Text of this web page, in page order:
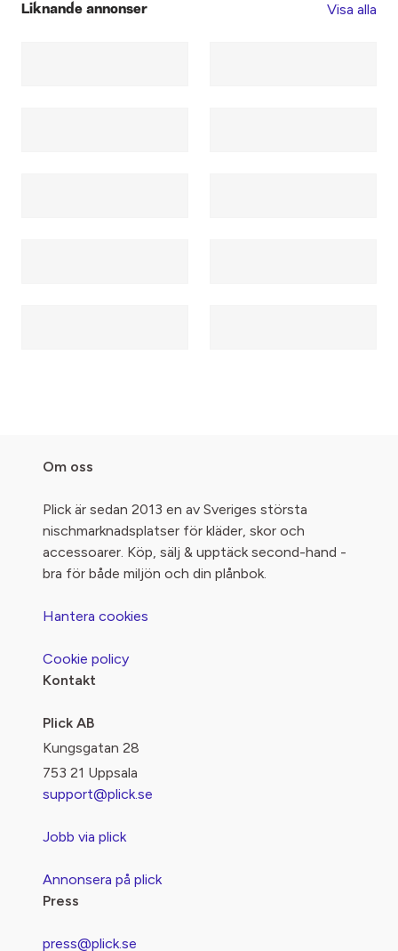
Liknande annonser Visa alla
Om oss
Plick är sedan 2013 en av Sveriges största
nischmarknadsplatser för kläder, skor och
accessoarer. Köp, sälj & upptäck second-hand -
bra för både miljön och din plånbok.
Hantera cookies
Cookie policy
Kontakt
Plick AB
Kungsgatan 28
753 21 Uppsala
support@plick.se
Jobb via plick
Annonsera på plick
Press
press@plick.se